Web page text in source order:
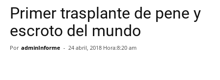
Primer trasplante de pene y
escroto del mundo
Por adminInforme - 24 abril, 2018 Hora:8:20 am